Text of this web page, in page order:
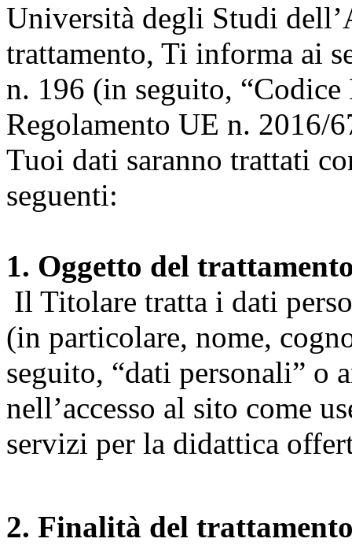
Università degli Studi
trattamento, Ti informa ai
n. 196 (in seguito, “Codice
Regolamento UE n. 2016/
Tuoi dati saranno trattati
seguenti:
1. Oggetto del
Il Titolare tratta i dati
(in particolare, nome,
seguito, “dati personali” o
nell’accesso al sito come
servizi per la didattica
2. Finalità del